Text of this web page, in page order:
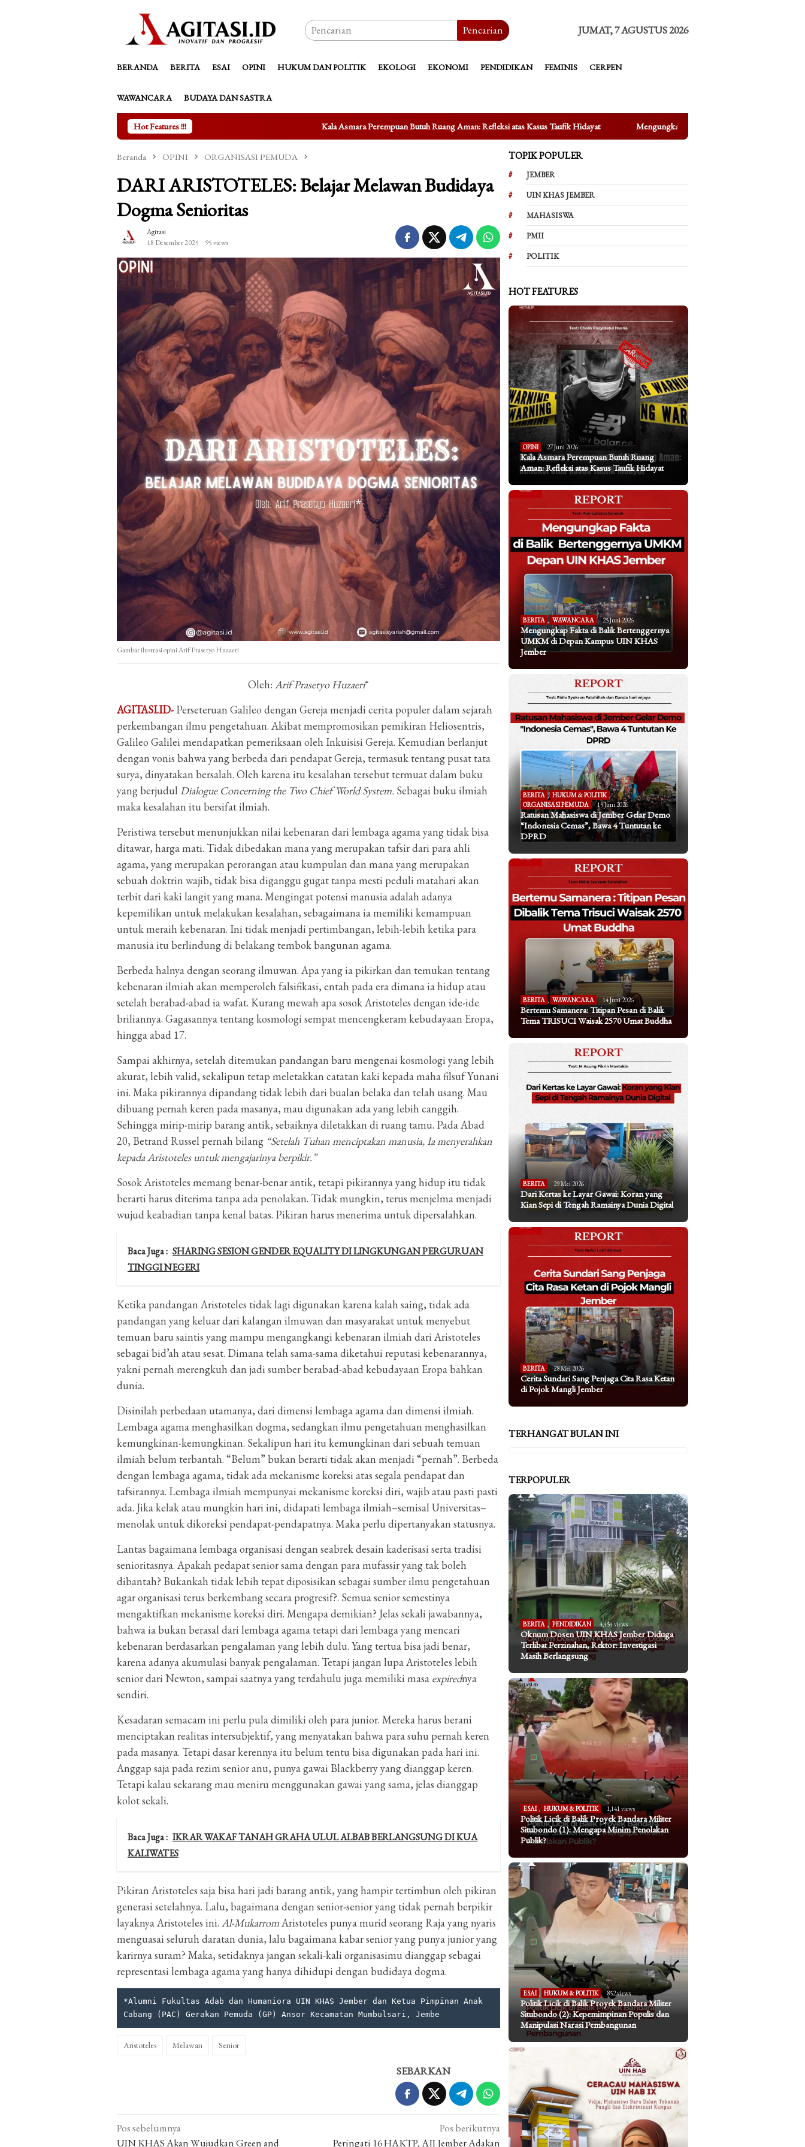
Pencarian JUMAT, 7 AGUSTUS 2026
BERANDA BERITA ESAI OPINI HUKUM DAN POLITIK EKOLOGI EKONOMI PENDIDIKAN FEMINIS CERPEN
WAWANCARA BUDAYA DAN SASTRA
Hot Features !!! Kala Asmara Perempuan Butuh Ruang Aman: Refleksi atas Kasus Taufik Hidayat Mengungkap Fakta di Balik Bertenggernya UMKM di Depan Kampus UIN
Beranda OPINI ORGANISASI PEMUDA
DARI ARISTOTELES: Belajar Melawan Budidaya
Dogma Senioritas
Agitasi
18 Desember 2025
95 views
Gambar ilustrasi opini Arif Prasetyo Huzaeri
Oleh:Arif Prasetyo Huzaeri*
AGITASI.ID- Perseteruan Galileo dengan Gereja menjadi cerita populer dalam sejarah
perkembangan ilmu pengetahuan. Akibat mempromosikan pemikiran Heliosentris,
Galileo Galilei mendapatkan pemeriksaan oleh Inkuisisi Gereja. Kemudian berlanjut
dengan vonis bahwa yang berbeda dari pendapat Gereja, termasuk tentang pusat tata
surya, dinyatakan bersalah. Oleh karena itu kesalahan tersebut termuat dalam buku
yang berjudul Dialogue Concerning the Two Chief World System. Sebagai buku ilmiah
maka kesalahan itu bersifat ilmiah.
Peristiwa tersebut menunjukkan nilai kebenaran dari lembaga agama yang tidak bisa
ditawar, harga mati. Tidak dibedakan mana yang merupakan tafsir dari para ahli
agama, yang merupakan perorangan atau kumpulan dan mana yang merupakan
sebuah doktrin wajib, tidak bisa diganggu gugat tanpa mesti peduli matahari akan
terbit dari kaki langit yang mana. Mengingat potensi manusia adalah adanya
kepemilikan untuk melakukan kesalahan, sebagaimana ia memiliki kemampuan
untuk meraih kebenaran. Ini tidak menjadi pertimbangan, lebih-lebih ketika para
manusia itu berlindung di belakang tembok bangunan agama.
Berbeda halnya dengan seorang ilmuwan. Apa yang ia pikirkan dan temukan tentang
kebenaran ilmiah akan memperoleh falsifikasi, entah pada era dimana ia hidup atau
setelah berabad-abad ia wafat. Kurang mewah apa sosok Aristoteles dengan ide-ide
briliannya. Gagasannya tentang kosmologi sempat mencengkeram kebudayaan Eropa,
hingga abad 17.
Sampai akhirnya, setelah ditemukan pandangan baru mengenai kosmologi yang lebih
akurat, lebih valid, sekalipun tetap meletakkan catatan kaki kepada maha filsuf Yunani
ini. Maka pikirannya dipandang tidak lebih dari bualan belaka dan telah usang. Mau
dibuang pernah keren pada masanya, mau digunakan ada yang lebih canggih.
Sehingga mirip-mirip barang antik, sebaiknya diletakkan di ruang tamu. Pada Abad
20, Betrand Russel pernah bilang “Setelah Tuhan menciptakan manusia, Ia menyerahkan
kepada Aristoteles untuk mengajarinya berpikir.”
Sosok Aristoteles memang benar-benar antik, tetapi pikirannya yang hidup itu tidak
berarti harus diterima tanpa ada penolakan. Tidak mungkin, terus menjelma menjadi
wujud keabadian tanpa kenal batas. Pikiran harus menerima untuk dipersalahkan.
Baca Juga : SHARING SESION GENDER EQUALITY DI LINGKUNGAN PERGURUAN
TINGGI NEGERI
Ketika pandangan Aristoteles tidak lagi digunakan karena kalah saing, tidak ada
pandangan yang keluar dari kalangan ilmuwan dan masyarakat untuk menyebut
temuan baru saintis yang mampu mengangkangi kebenaran ilmiah dari Aristoteles
sebagai bid’ah atau sesat. Dimana telah sama-sama diketahui reputasi kebenarannya,
yakni pernah merengkuh dan jadi sumber berabad-abad kebudayaan Eropa bahkan
dunia.
Disinilah perbedaan utamanya, dari dimensi lembaga agama dan dimensi ilmiah.
Lembaga agama menghasilkan dogma, sedangkan ilmu pengetahuan menghasilkan
kemungkinan-kemungkinan. Sekalipun hari itu kemungkinan dari sebuah temuan
ilmiah belum terbantah. “Belum” bukan berarti tidak akan menjadi “pernah”. Berbeda
dengan lembaga agama, tidak ada mekanisme koreksi atas segala pendapat dan
tafsirannya. Lembaga ilmiah mempunyai mekanisme koreksi diri, wajib atau pasti pasti
ada. Jika kelak atau mungkin hari ini, didapati lembaga ilmiah–semisal Universitas–
menolak untuk dikoreksi pendapat-pendapatnya. Maka perlu dipertanyakan statusnya.
Lantas bagaimana lembaga organisasi dengan seabrek desain kaderisasi serta tradisi
senioritasnya. Apakah pedapat senior sama dengan para mufassir yang tak boleh
dibantah? Bukankah tidak lebih tepat diposisikan sebagai sumber ilmu pengetahuan
agar organisasi terus berkembang secara progresif?. Semua senior semestinya
mengaktifkan mekanisme koreksi diri. Mengapa demikian? Jelas sekali jawabannya,
bahwa ia bukan berasal dari lembaga agama tetapi dari lembaga yang mencari
kebenaran berdasarkan pengalaman yang lebih dulu. Yang tertua bisa jadi benar,
karena adanya akumulasi banyak pengalaman. Tetapi jangan lupa Aristoteles lebih
senior dari Newton, sampai saatnya yang terdahulu juga memiliki masa expirednya
sendiri.
Kesadaran semacam ini perlu pula dimiliki oleh para junior. Mereka harus berani
menciptakan realitas intersubjektif, yang menyatakan bahwa para suhu pernah keren
pada masanya. Tetapi dasar kerennya itu belum tentu bisa digunakan pada hari ini.
Anggap saja pada rezim senior anu, punya gawai Blackberry yang dianggap keren.
Tetapi kalau sekarang mau meniru menggunakan gawai yang sama, jelas dianggap
kolot sekali.
Baca Juga : IKRAR WAKAF TANAH GRAHA ULUL ALBAB BERLANGSUNG DI KUA
KALIWATES
Pikiran Aristoteles saja bisa hari jadi barang antik, yang hampir tertimbun oleh pikiran
generasi setelahnya. Lalu, bagaimana dengan senior-senior yang tidak pernah berpikir
layaknya Aristoteles ini. Al-MukarromAristoteles punya murid seorang Raja yang nyaris
menguasai seluruh daratan dunia, lalu bagaimana kabar senior yang punya junior yang
karirnya suram? Maka, setidaknya jangan sekali-kali organisasimu dianggap sebagai
representasi lembaga agama yang hanya dihidupi dengan budidaya dogma.
*Alumni Fukultas Adab dan Humaniora UIN KHAS Jember dan Ketua Pimpinan Anak
Cabang (PAC) Gerakan Pemuda (GP) Ansor Kecamatan Mumbulsari, Jembe
Aristoteles Melawan Senior
SEBARKAN
Navigasi
Pos sebelumnya
UIN KHAS Akan Wujudkan Green and
Pos berikutnya
Peringati 16 HAKTP, AJI Jember Adakan
TOPIK POPULER
JEMBER
UIN KHAS JEMBER
MAHASISWA
PMII
POLITIK
HOT FEATURES
OPINI 27 Juni 2026
Kala Asmara Perempuan Butuh Ruang
Aman: Refleksi atas Kasus Taufik Hidayat
BERITA , WAWANCARA 25 Juni 2026
Mengungkap Fakta di Balik Bertenggernya
UMKM di Depan Kampus UIN KHAS
Jember
BERITA , HUKUM & POLITIK ,
ORGANISASI PEMUDA
15 Juni 2026
Ratusan Mahasiswa di Jember Gelar Demo
“Indonesia Cemas”, Bawa 4 Tuntutan ke
DPRD
BERITA WAWANCARA 14 Juni 2026
Bertemu Samanera: Titipan Pesan di Balik
Tema TRISUCI Waisak 2570 Umat Buddha
BERITA 29 Mei 2026
Dari Kertas ke Layar Gawai: Koran yang
Kian Sepi di Tengah Ramainya Dunia Digital
BERITA 28 Mei 2026
Cerita Sundari Sang Penjaga Cita Rasa Ketan
di Pojok Mangli Jember
TERHANGAT BULAN INI
TERPOPULER
BERITA , PENDIDIKAN 4,454 views
Oknum Dosen UIN KHAS Jember Diduga
Terlibat Perzinahan, Rektor: Investigasi
Masih Berlangsung
ESAI , HUKUM & POLITIK 1,141 views
Politik Licik di Balik Proyek Bandara Militer
Situbondo (1): Mengapa Minim Penolakan
Publik?
ESAI HUKUM & POLITIK 852 views
Politik Licik di Balik Proyek Bandara Militer
Situbondo (2): Kepemimpinan Populis dan
Manipulasi Narasi Pembangunan